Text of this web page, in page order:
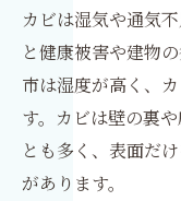
カビは湿気や通気
と健康被害や建物
市は湿度が高く、
す。カビは壁の裏
とも多く、表面だ
があります。